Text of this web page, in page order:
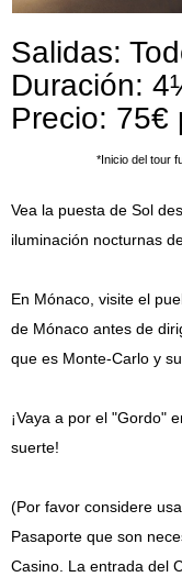
Salidas:
Duración:
Precio: 75€
*Inicio del tour
Vea la puesta de Sol
iluminación nocturnas
En Mónaco, visite el
de Mónaco antes de
que es Monte-Carlo y
¡Vaya a por el "Gordo"
suerte!
(Por favor considere
Pasaporte que son
Casino. La entrada del